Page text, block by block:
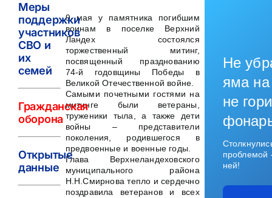
9 мая у памятника погибшим
воинам в поселке Верхний
Ландех состоялся
торжественный митинг,
посвященный празднованию
74-й годовщины Победы в
Великой Отечественной войне.
Самыми почетными гостями на
митинге были ветераны,
труженики тыла, а также дети
войны – представители
поколения, родившегося в
предвоенные и военные годы.
Глава Верхнеландеховского
муниципального района
Н.Н.Смирнова тепло и сердечно
поздравила ветеранов и всех
Меры
поддержки
участников
СВО и
их
семей
Гражданская
оборона
Открытые
данные
Не
яма на
не
ней!